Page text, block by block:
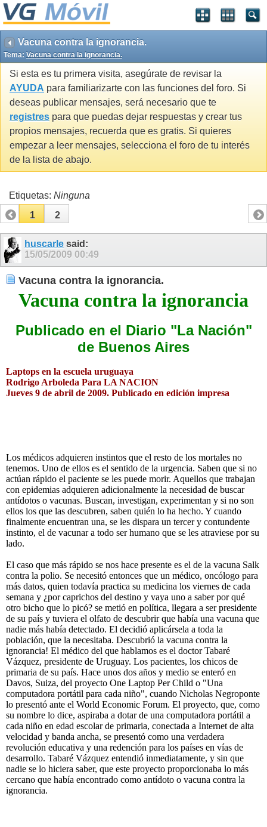
Vacuna contra la ignorancia.
Tema: Vacuna contra la ignorancia.
Si esta es tu primera visita, asegúrate de revisar la
AYUDA para familiarizarte con las funciones del foro. Si
deseas publicar mensajes, será necesario que te
registres para que puedas dejar respuestas y crear tus
propios mensajes, recuerda que es gratis. Si quieres
empezar a leer mensajes, selecciona el foro de tu interés
de la lista de abajo.
Etiquetas: Ninguna
1
2
huscarle said:
15/05/2009 00:49
Vacuna contra la ignorancia.
Vacuna contra la ignorancia
Publicado en el Diario "La Nación"
de Buenos Aires
Laptops en la escuela uruguaya
Rodrigo Arboleda Para LA NACION
Jueves 9 de abril de 2009. Publicado en edición impresa
Los médicos adquieren instintos que el resto de los mortales no
tenemos. Uno de ellos es el sentido de la urgencia. Saben que si no
actúan rápido el paciente se les puede morir. Aquellos que trabajan
con epidemias adquieren adicionalmente la necesidad de buscar
antídotos o vacunas. Buscan, investigan, experimentan y si no son
ellos los que las descubren, saben quién lo ha hecho. Y cuando
finalmente encuentran una, se les dispara un tercer y contundente
instinto, el de vacunar a todo ser humano que se les atraviese por su
lado.
El caso que más rápido se nos hace presente es el de la vacuna Salk
contra la polio. Se necesitó entonces que un médico, oncólogo para
más datos, quien todavía practica su medicina los viernes de cada
semana y ¿por caprichos del destino y vaya uno a saber por qué
otro bicho que lo picó? se metió en política, llegara a ser presidente
de su país y tuviera el olfato de descubrir que había una vacuna que
nadie más había detectado. El decidió aplicársela a toda la
población, que la necesitaba. Descubrió la vacuna contra la
ignorancia! El médico del que hablamos es el doctor Tabaré
Vázquez, presidente de Uruguay. Los pacientes, los chicos de
primaria de su país. Hace unos dos años y medio se enteró en
Davos, Suiza, del proyecto One Laptop Per Child o "Una
computadora portátil para cada niño", cuando Nicholas Negroponte
lo presentó ante el World Economic Forum. El proyecto, que, como
su nombre lo dice, aspiraba a dotar de una computadora portátil a
cada niño en edad escolar de primaria, conectada a Internet de alta
velocidad y banda ancha, se presentó como una verdadera
revolución educativa y una redención para los países en vías de
desarrollo. Tabaré Vázquez entendió inmediatamente, y sin que
nadie se lo hiciera saber, que este proyecto proporcionaba lo más
cercano que había encontrado como antídoto o vacuna contra la
ignorancia.